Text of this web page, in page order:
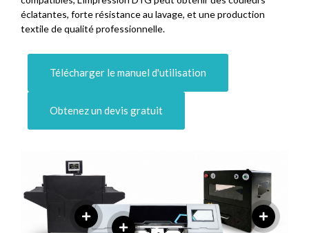
éclatantes, forte résistance au lavage, et une production
textile de qualité professionnelle.
Télécharger le manuel d'utilisation
Obtenez un devis gratuit